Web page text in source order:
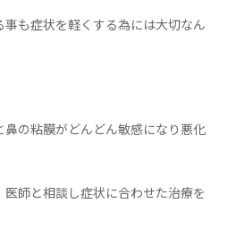
も症状を軽くする為には大切なん
の粘膜がどんどん敏感になり悪化
師と相談し症状に合わせた治療を